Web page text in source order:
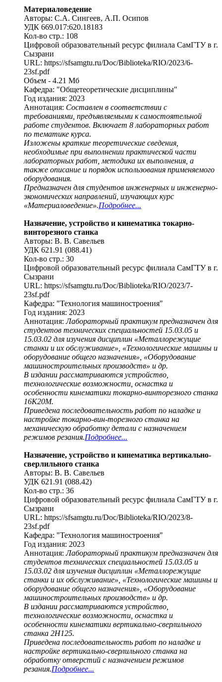
Материаловедение
Авторы: С.А. Сингеев, А.П. Осипов
УДК 669.017:620.18183
Кол-во стр.: 108
Цифровой образовательный ресурс филиала СамГТУ в г.
Сызрани
URL: https://sfsamgtu.ru/Doc/Biblioteka/RIO/2023/6-
23sf.pdf
Объем - 4.21 Мб
Кафедра: "Общетеоретические дисциплины"
Год издания: 2023
Аннотация: Составлен в соответствии с
требованиями, предъявляемыми к самостоятельной
работе студентов. Включает 8 лабораторных работ
по тематике курса.
Изложены краткие теоретические сведения,
необходимые при выполнении практической части
лабораторных работ, методика их выполнения, а
также описание и порядок использования применяемого
оборудования.
Предназначен для студентов инженерных и инженерно-
экономических направлений, изучающих курс
«Материаловедение».Подробнее...
Назначение, устройство и кинематика токарно-
винторезного станка
Авторы: В. В. Савельев
УДК 621.91 (088.41)
Кол-во стр.: 30
Цифровой образовательный ресурс филиала СамГТУ в г.
Сызрани
URL: https://sfsamgtu.ru/Doc/Biblioteka/RIO/2023/7-
23sf.pdf
Кафедра: "Технология машиностроения"
Год издания: 2023
Аннотация:Лабораторный практикум предназначен для
студентов технических специальностей 15.03.05 и
15.03.02 для изучения дисциплин «Металлорежущие
станки и их обслуживание», «Технологические машины и
оборудование общего назначения», «Оборудование
машиностроительных производств» и др.
В издании рассматриваются устройство,
технологические возможности, оснастка и
особенности кинематики токарно-винторезного станка
16К20М.
Приведена последовательность работ по наладке и
настройке токарно-вин-торезного станка на
механическую обработку детали с назначением
режимов резания.Подробнее...
Назначение, устройство и кинематика вертикально-
сверлильного станка
Авторы: В. В. Савельев
УДК 621.91 (088.42)
Кол-во стр.: 36
Цифровой образовательный ресурс филиала СамГТУ в г.
Сызрани
URL: https://sfsamgtu.ru/Doc/Biblioteka/RIO/2023/8-
23sf.pdf
Кафедра: "Технология машиностроения"
Год издания: 2023
Аннотация:Лабораторный практикум предназначен для
студентов технических специальностей 15.03.05 и
15.03.02 для изучения дисциплин «Металлорежущие
станки и их обслуживание», «Технологические машины и
оборудование общего назначения», «Оборудование
машиностроительных производств» и др.
В издании рассматриваются устройство,
технологические возможности, оснастка и
особенности кинематики вертикально-сверлильного
станка 2Н125.
Приведена последовательность работ по наладке и
настройке вертикально-сверлильного станка на
обработку отверстий с назначением режимов
резания.Подробнее...